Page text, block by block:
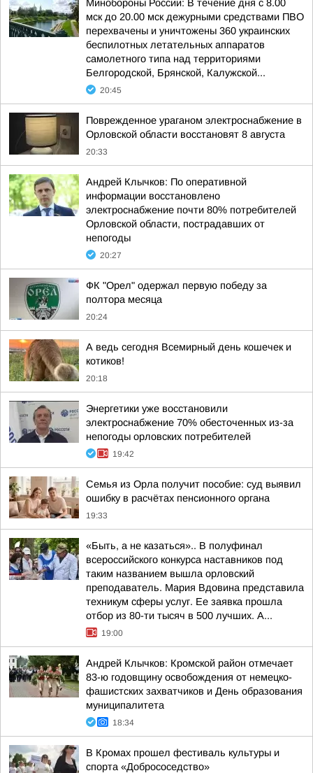
Минобороны России: В течение дня с 8.00
мск до 20.00 мск дежурными средствами ПВО
перехвачены и уничтожены 360 украинских
беспилотных летательных аппаратов
самолетного типа над территориями
Белгородской, Брянской, Калужской...
20:45
Поврежденное ураганом электроснабжение в
Орловской области восстановят 8 августа
20:33
Андрей Клычков: По оперативной
информации восстановлено
электроснабжение почти 80% потребителей
Орловской области, пострадавших от
непогоды
20:27
ФК "Орел" одержал первую победу за
полтора месяца
20:24
А ведь сегодня Всемирный день кошечек и
котиков!
20:18
Энергетики уже восстановили
электроснабжение 70% обесточенных из-за
непогоды орловских потребителей
19:42
Семья из Орла получит пособие: суд выявил
ошибку в расчётах пенсионного органа
19:33
«Быть, а не казаться».. В полуфинал
всероссийского конкурса наставников под
таким названием вышла орловский
преподаватель. Мария Вдовина представила
техникум сферы услуг. Ее заявка прошла
отбор из 80-ти тысяч в 500 лучших. А...
19:00
Андрей Клычков: Кромской район отмечает
83-ю годовщину освобождения от немецко-
фашистских захватчиков и День образования
муниципалитета
18:34
В Кромах прошел фестиваль культуры и
спорта «Добрососедство»